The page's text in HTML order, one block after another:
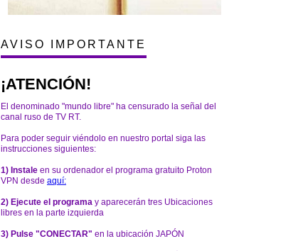
AVISO IMPORTANTE
¡ATENCIÓN!
El denominado "mundo libre" ha censurado la señal del
canal ruso de TV RT.
Para poder seguir viéndolo en nuestro portal siga las
instrucciones siguientes:
1) Instale en su ordenador el programa gratuito Proton
VPN desde aquí:
2) Ejecute el programa y aparecerán tres Ubicaciones
libres en la parte izquierda
3) Pulse "CONECTAR" en la ubicación JAPÓN